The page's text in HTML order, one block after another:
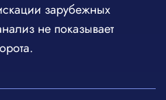
зарубежных
не показывает